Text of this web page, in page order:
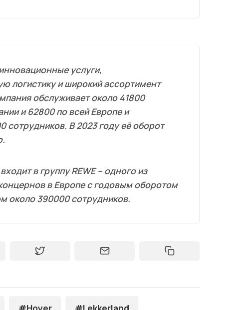
услуги,
логистику и широкий ассортимент
обслуживает около 41800
и 62800 по всей Европе и
сотрудников. В 2023 году её оборот
в группу REWE – одного из
в Европе с годовым оборотом
около 390000 сотрудников.